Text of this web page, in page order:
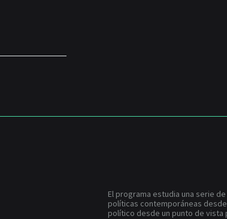
El programa estudia una serie
políticas contemporáneas
político desde un punto de vista